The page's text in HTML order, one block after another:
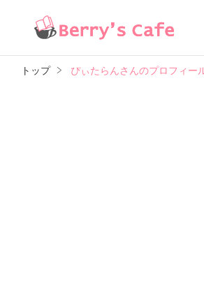
トップ ぴぃたらんさんのプロフィー